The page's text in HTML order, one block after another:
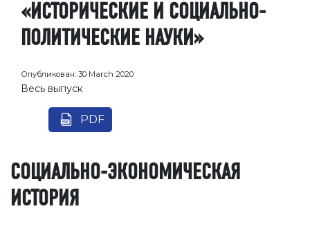
«ИСТОРИЧЕСКИЕ И СОЦИАЛЬНО-
ПОЛИТИЧЕСКИЕ НАУКИ»
Опубликован: 30 March 2020
Весь выпуск
PDF
СОЦИАЛЬНО-ЭКОНОМИЧЕСКАЯ
ИСТОРИЯ